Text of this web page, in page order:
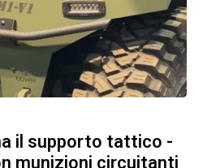
il supporto tattico -
munizioni circuitanti